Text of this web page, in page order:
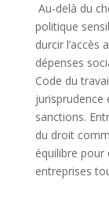
Au-delà du
politique
durcir l’accès
dépenses
Code du
jurisprudence
sanctions.
du droit
équilibre pour
entreprises